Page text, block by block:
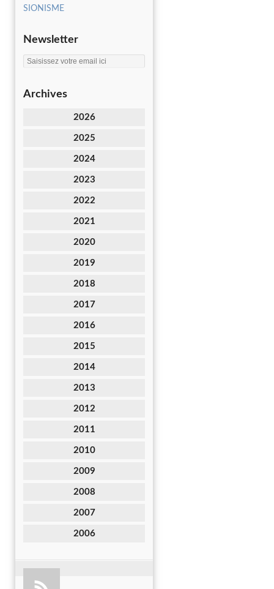
SIONISME
Newsletter
Archives
2026
2025
2024
2023
2022
2021
2020
2019
2018
2017
2016
2015
2014
2013
2012
2011
2010
2009
2008
2007
2006